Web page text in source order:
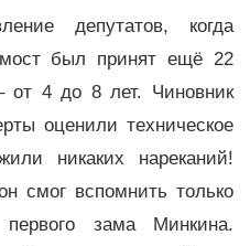
депутатов, когда
был принят ещё 22
от 4 до 8 лет. Чиновник
оценили техническое
никаких нареканий!
смог вспомнить только
зама Минкина.